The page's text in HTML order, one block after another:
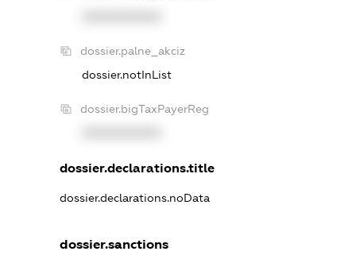
dossier.palne_akciz
dossier.notInList
dossier.bigTaxPayerReg
dossier.declarations.title
dossier.declarations.noData
dossier.sanctions